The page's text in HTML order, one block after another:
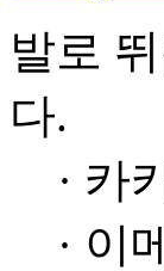
발로
다.
· 카
· 이